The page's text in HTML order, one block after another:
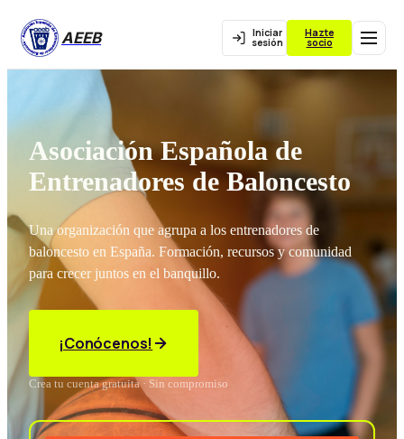
AEEB Iniciar
sesión
Hazte
socio
Asociación Española de
Entrenadores de Baloncesto
Una organización que agrupa a los entrenadores de
baloncesto en España. Formación, recursos y comunidad
para crecer juntos en el banquillo.
¡Conócenos!
Crea tu cuenta gratuita · Sin compromiso